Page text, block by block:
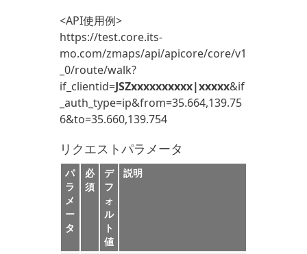
<API使用例>
https://test.core.its-
mo.com/zmaps/api/apicore/core/v1
_0/route/walk?
if_clientid=JSZxxxxxxxxxx|xxxxx&if
_auth_type=ip&from=35.664,139.75
6&to=35.660,139.754
リクエストパラメータ
パ
ラ
メ
ー
タ
必
須
デ
フ
ォ
ル
ト
値
説明